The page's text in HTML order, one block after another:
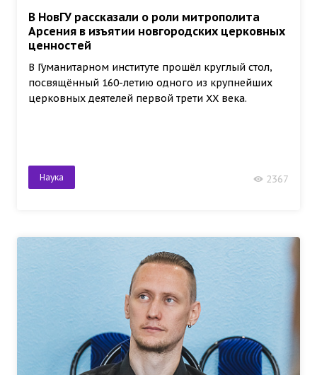
В НовГУ рассказали о роли митрополита
Арсения в изъятии новгородских церковных
ценностей
В Гуманитарном институте прошёл круглый стол,
посвящённый 160-летию одного из крупнейших
церковных деятелей первой трети XX века.
Наука 2367